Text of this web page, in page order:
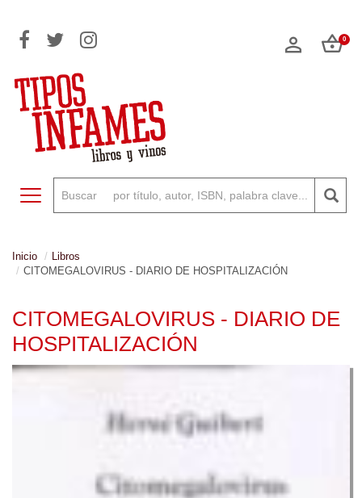
0
Toggle navigation
Inicio
Libros
CITOMEGALOVIRUS - DIARIO DE HOSPITALIZACIÓN
CITOMEGALOVIRUS - DIARIO DE
HOSPITALIZACIÓN